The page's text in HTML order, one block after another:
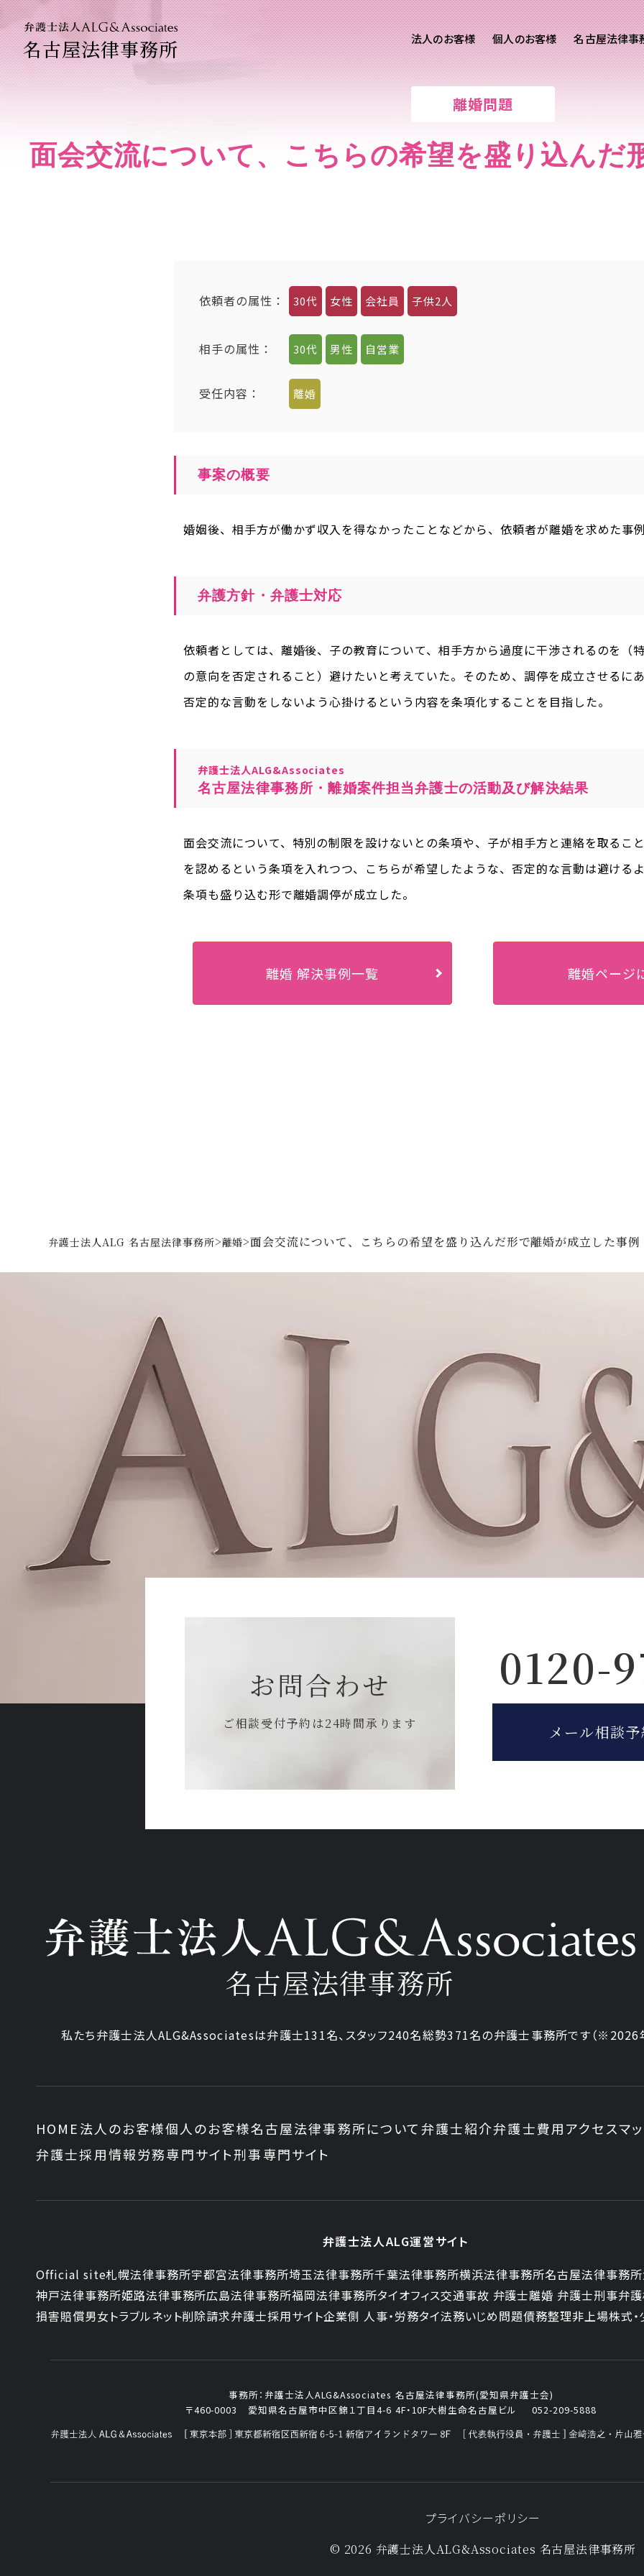
名古屋法律事務所 法人のお客様 個人のお客様
個人のお客様ご相談
離婚問題 刑事事件
名古屋法律事
離婚問題
面会交流について、こちらの希望を盛り込んだ
依頼者の属性 ： 30代 女性 会社員 子供2人
相手の属性 ： 30代 男性 自営業
受任内容 ： 離婚
事案の概要
婚姻後、相手方が働かず収入を得なかったことなどから、依頼者が離婚を求めた事
弁護方針・弁護士対応
依頼者としては、離婚後、子の教育について、相手方から過度に干渉されるのを（
の意向を否定されること）避けたいと考えていた。そのため、調停を成立させるに
否定的な言動をしないよう心掛けるという内容を条項化することを目指した。
弁護士法人ALG&Associates
名古屋法律事務所・離婚案件担当弁護士の活動及び解決結果
面会交流について、特別の制限を設けないとの条項や、子が相手方と連絡を取るこ
を認めるという条項を入れつつ、こちらが希望したような、否定的な言動は避ける
条項も盛り込む形で離婚調停が成立した。
離婚 解決事例一覧 離婚ページ
弁護士法人ALG 名古屋法律事務所>離婚>面会交流について、こちらの希望を盛り込んだ形で離婚が成立した事例
お問合わせ
ご相談受付予約は24時間承ります
0120-
メール相談
名古屋法律事務所
私たち弁護士法人ALG&Associatesは弁護士131名、スタッフ240名総勢371名の弁護士事務所です （※2026
HOME法人のお客様個人のお客様名古屋法律事務所について弁護士紹介弁護士費用アクセスマ
弁護士採用情報労務専門サイト刑事専門サイト
弁護士法人ALG運営サイト
Official site札幌法律事務所宇都宮法律事務所埼玉法律事務所千葉法律事務所横浜法律事務所名古屋法律事務所
神戸法律事務所姫路法律事務所広島法律事務所福岡法律事務所タイオフィス交通事故 弁護士離婚 弁護士刑事弁護
損害賠償男女トラブルネット削除請求弁護士採用サイト企業側 人事・労務タイ法務いじめ問題債務整理非上場株式
事務所： 弁護士法人ALG&Associates 名古屋法律事務所(愛知県弁護士会)
〒460-0003
愛知県名古屋市中区錦１丁目4-6 4F・10F大樹生命名古屋ビル 052-209-5888
プライバシーポリシー
© 2026 弁護士法人ALG&Associates 名古屋法律事務所